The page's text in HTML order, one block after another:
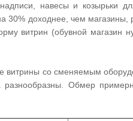
навесы и козырьки
30% доходнее, чем
витрин (обувной магазин
витрины со сменяемым
Обмер